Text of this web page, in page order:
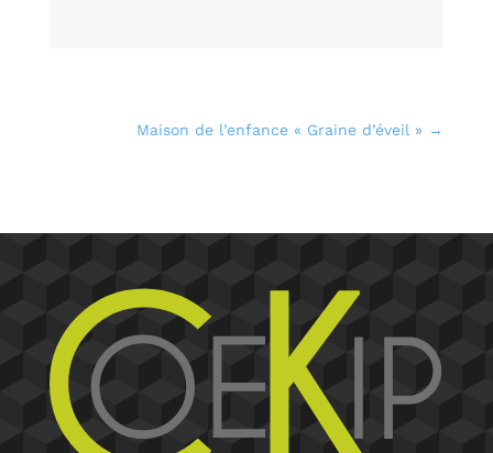
Maison de l’enfance « Graine d’éveil » →